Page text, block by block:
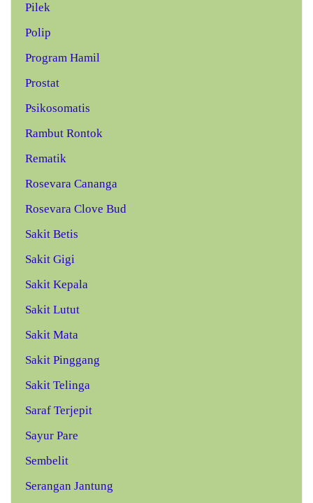
Pilek
Polip
Program Hamil
Prostat
Psikosomatis
Rambut Rontok
Rematik
Rosevara Cananga
Rosevara Clove Bud
Sakit Betis
Sakit Gigi
Sakit Kepala
Sakit Lutut
Sakit Mata
Sakit Pinggang
Sakit Telinga
Saraf Terjepit
Sayur Pare
Sembelit
Serangan Jantung